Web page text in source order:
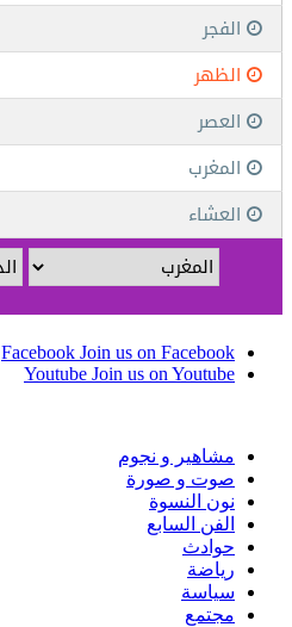
Facebook Join us on Facebook
Youtube Join us on Youtube
مشاهير و نجوم
صوت و صورة
نون النسوة
الفن السابع
حوادث
رياضة
سياسة
مجتمع